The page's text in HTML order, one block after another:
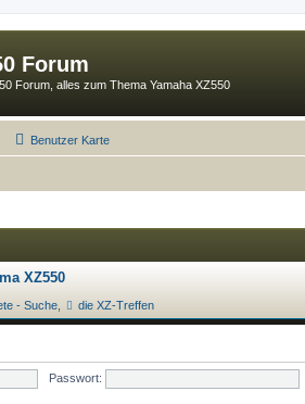
Forum
Forum, alles zum Thema Yamaha XZ550
Benutzer Karte
XZ550
- Suche, die XZ-Treffen
Passwort: